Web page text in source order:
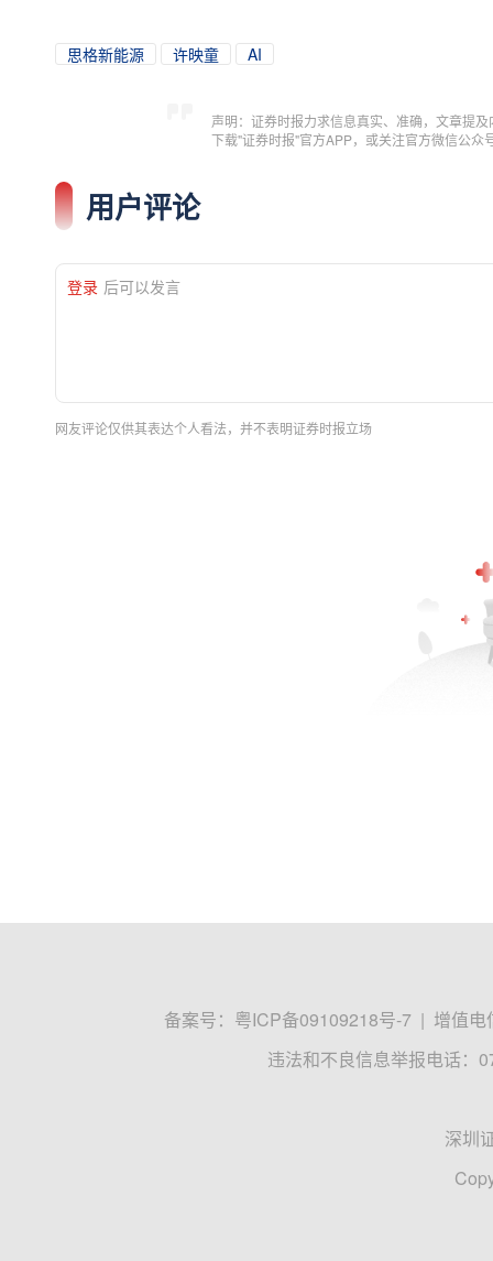
思格新能源 许映童 AI
声明：证券时报力求信息真实、准确，文章提
下载"证券时报"官方APP，或关注官方微信公
用户评论
登录 后可以发言
网友评论仅供其表达个人看法，并不表明证券时报立场
备案号： 粤ICP备09109218号-7 | 增值电
违法和不良信息举报电话：
深圳